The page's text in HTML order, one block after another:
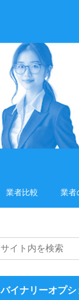
業者比較 業者
バイナリーオプ